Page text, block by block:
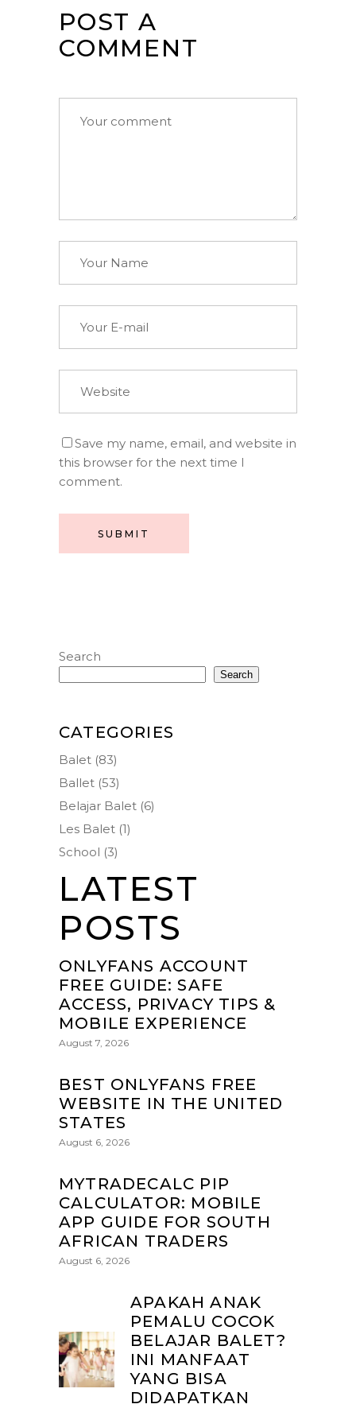
POST A
COMMENT
Save my name, email, and website in
this browser for the next time I
comment.
SUBMIT
Search
Search
CATEGORIES
Balet (83)
Ballet (53)
Belajar Balet (6)
Les Balet (1)
School (3)
LATEST
POSTS
ONLYFANS ACCOUNT
FREE GUIDE: SAFE
ACCESS, PRIVACY TIPS &
MOBILE EXPERIENCE
August 7, 2026
BEST ONLYFANS FREE
WEBSITE IN THE UNITED
STATES
August 6, 2026
MYTRADECALC PIP
CALCULATOR: MOBILE
APP GUIDE FOR SOUTH
AFRICAN TRADERS
August 6, 2026
APAKAH ANAK
PEMALU COCOK
BELAJAR BALET?
INI MANFAAT
YANG BISA
DIDAPATKAN